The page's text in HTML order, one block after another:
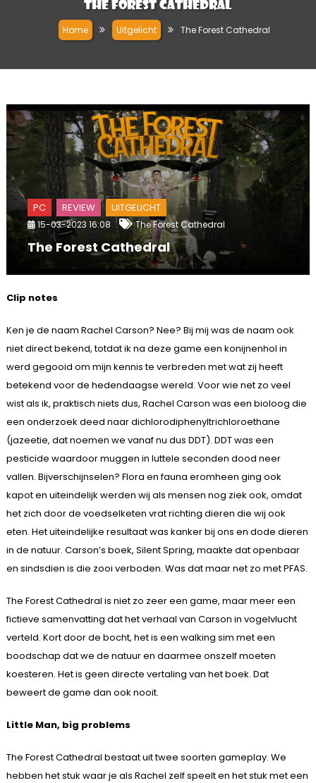
The Forest Cathedral
Home Uitgelicht The Forest Cathedral
PC REVIEW UITGELICHT
15-03-2023 16:08 The Forest Cathedral
The Forest Cathedral
Clip notes
Ken je de naam Rachel Carson? Nee? Bij mij was de naam ook
niet direct bekend, totdat ik na deze game een konijnenhol in
werd gegooid om mijn kennis te verbreden met wat zij heeft
betekend voor de hedendaagse wereld. Voor wie net zo veel
wist als ik, praktisch niets dus, Rachel Carson was een bioloog die
een onderzoek deed naar dichlorodiphenyltrichloroethane
(jazeetie, dat noemen we vanaf nu dus DDT). DDT was een
pesticide waardoor muggen in luttele seconden dood neer
vallen. Bijverschijnselen? Flora en fauna eromheen ging ook
kapot en uiteindelijk werden wij als mensen nog ziek ook, omdat
het zich door de voedselketen vrat richting dieren die wij ook
eten. Het uiteindelijke resultaat was kanker bij ons en dode dieren
in de natuur. Carson’s boek, Silent Spring, maakte dat openbaar
en sindsdien is die zooi verboden. Was dat maar net zo met PFAS.
The Forest Cathedral is niet zo zeer een game, maar meer een
fictieve samenvatting dat het verhaal van Carson in vogelvlucht
verteld. Kort door de bocht, het is een walking sim met een
boodschap dat we de natuur en daarmee onszelf moeten
koesteren. Het is geen directe vertaling van het boek. Dat
beweert de game dan ook nooit.
Little Man, big problems
The Forest Cathedral bestaat uit twee soorten gameplay. We
hebben het stuk waar je als Rachel zelf speelt en het stuk met een